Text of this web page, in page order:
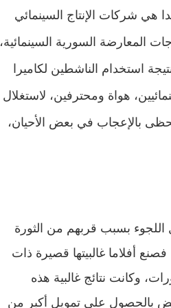
هي شركات الإنتاج السينمائي
المعارضة السورية السينمائية،
استخدام الناشطين لكاميرا
هواة ومحترفين، لاستغلال
تحظى بالإعجاب في بعض الأحيان،
اللجوء بسبب قربهم من الثورة
أفلاما غالبيتها قصيرة ذات
وكانت نتائج غالبية هذه
بالحصول على تمويل أكبر من